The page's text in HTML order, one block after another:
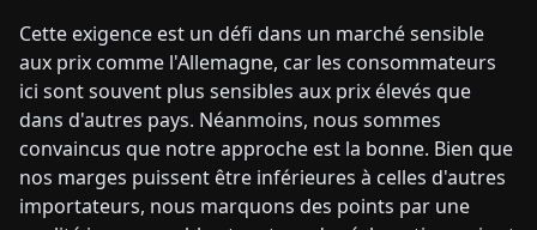
Cette exigence est un défi dans un marché sensible
aux prix comme l'Allemagne, car les consommateurs
ici sont souvent plus sensibles aux prix élevés que
dans d'autres pays. Néanmoins, nous sommes
convaincus que notre approche est la bonne. Bien que
nos marges puissent être inférieures à celles d'autres
importateurs, nous marquons des points par une